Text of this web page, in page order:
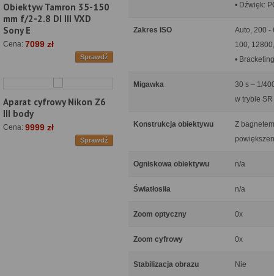
Obiektyw Tamron 35-150
mm f/2-2.8 DI III VXD
Sony E
Cena: 7099 zł
Sprawdź
Aparat cyfrowy Nikon Z6
III body
Cena: 9999 zł
Sprawdź
• Dźwięk:
Zakres ISO
Auto, 200 -
100,
•
Migawka
30 s – 1/
w trybie
Konstrukcja obiektywu
Z
Ogniskowa obiektywu n/a
Światłosiła n/a
Zoom optyczny 0x
Zoom cyfrowy 0x
Stabilizacja obrazu Nie